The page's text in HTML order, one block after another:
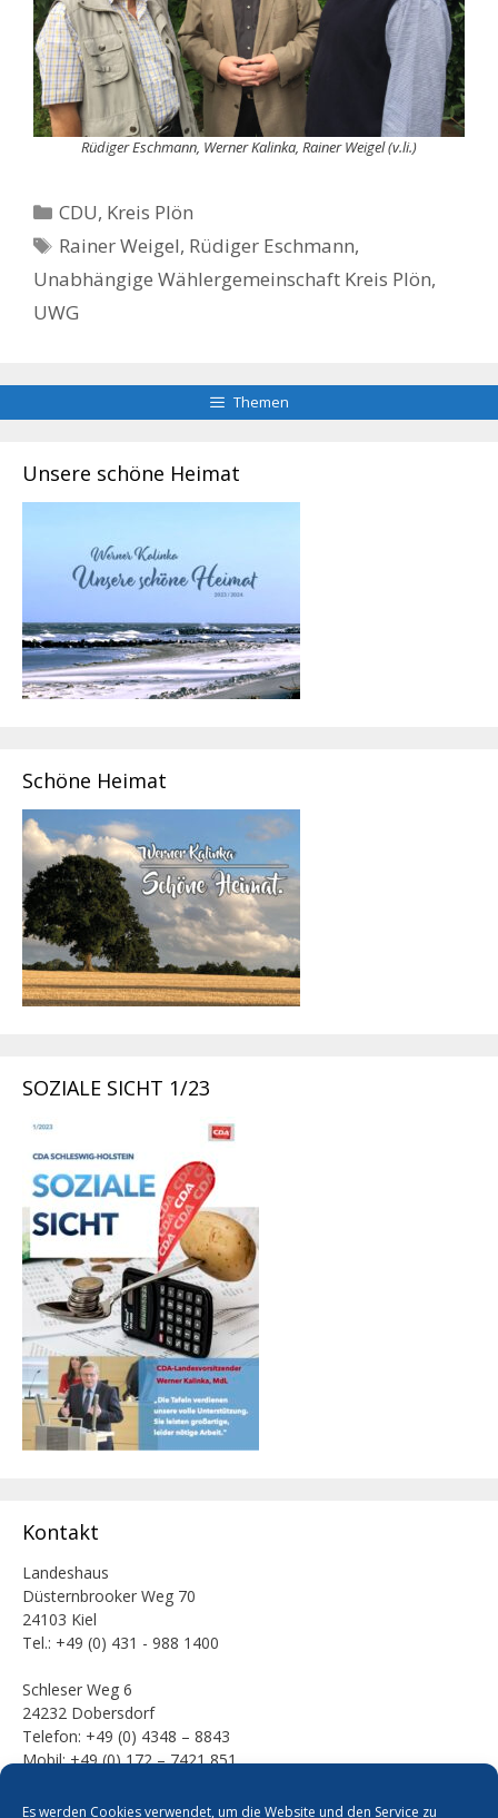
Es werden Cookies verwendet, um die Website und den Service zu
Rüdiger Eschmann, Werner Kalinka, Rainer Weigel (v.li.)
Kategorien
CDU, Kreis Plön
Schlagwörter
Rainer Weigel, Rüdiger Eschmann,
Unabhängige Wählergemeinschaft Kreis Plön,
UWG
Themen
Unsere schöne Heimat
Schöne Heimat
SOZIALE SICHT 1/23
Kontakt
Landeshaus
Düsternbrooker Weg 70
24103 Kiel
Tel.: +49 (0) 431 - 988 1400
Schleser Weg 6
24232 Dobersdorf
Telefon: +49 (0) 4348 – 8843
Mobil: +49 (0) 172 – 7421 851
E-Mail: